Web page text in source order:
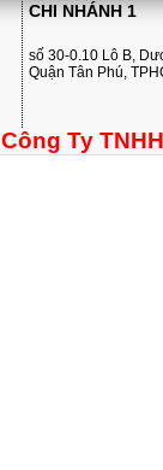
CHI NHÁNH 1
số 30-0.10 Lô B,
Quận Tân Phú,
Công Ty